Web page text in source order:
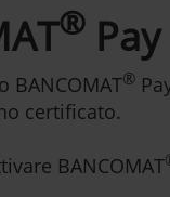
® Pay
BANCOMAT®
certificato.
BANCOMAT